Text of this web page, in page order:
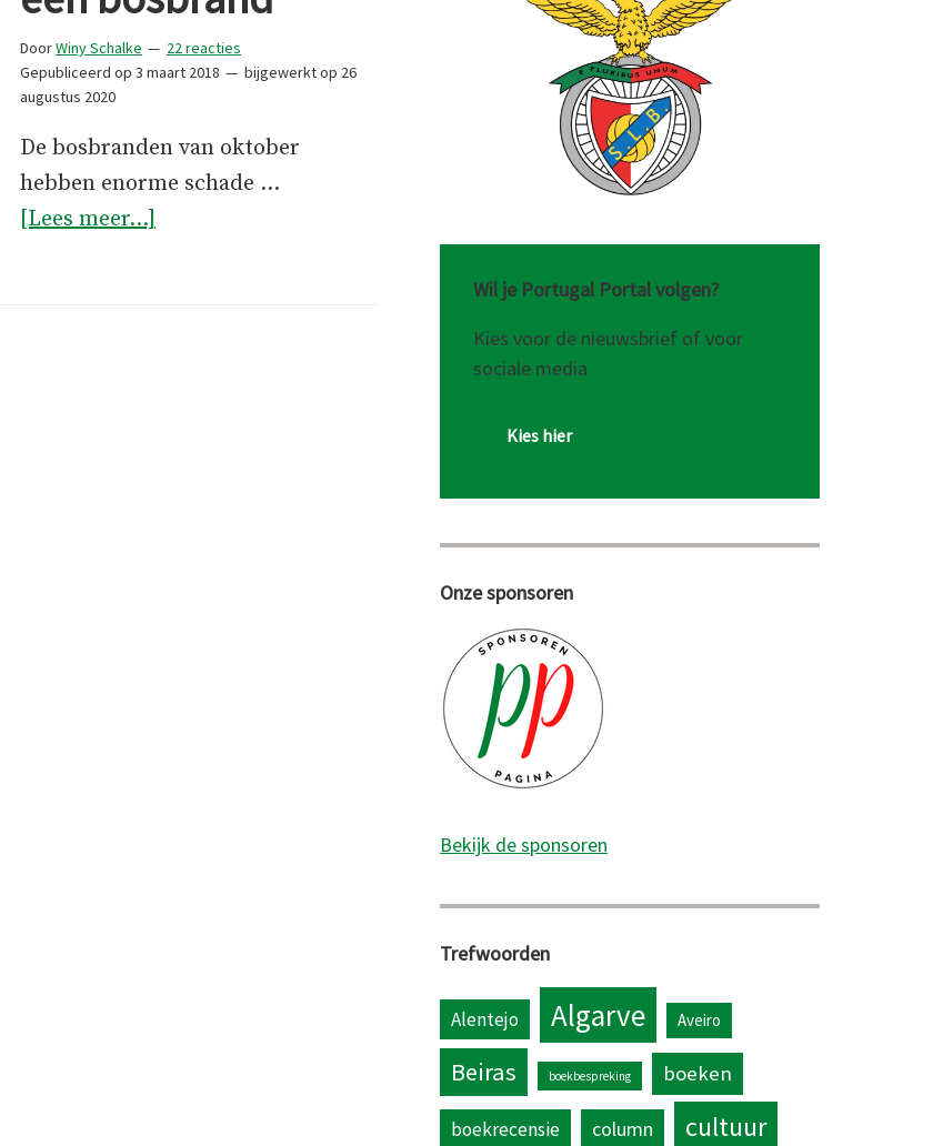
DoorWiny Schalke
22 reacties
Gepubliceerd op 3 maart 2018 bijgewerkt op 26
augustus 2020
De bosbranden van oktober
hebben enorme schade …
[Lees meer...]
Wil je Portugal Portal volgen?
Kies voor de nieuwsbrief of voor
sociale media
Kies hier
Onze sponsoren
Bekijk de sponsoren
Trefwoorden
Alentejo Algarve Aveiro
Beiras boekbespreking boeken
boekrecensie column cultuur